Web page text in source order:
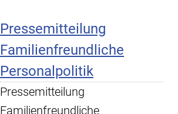
Pressemitteilung
Familienfreundliche
Personalpolitik
Pressemitteilung
Familienfreundliche